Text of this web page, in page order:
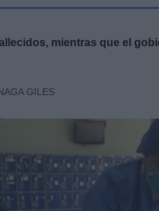
mientras que el
GILES